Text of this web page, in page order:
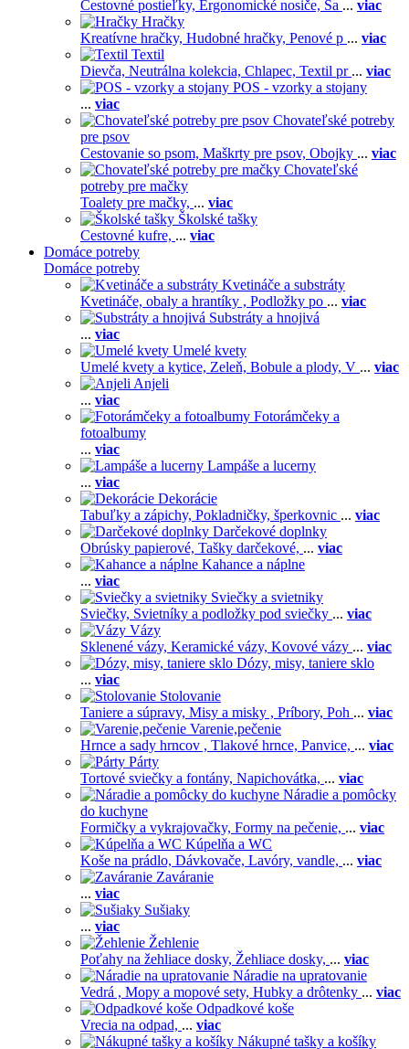
Cestovné postieľky, Ergonomické nosiče, Ša ... viac
Hračky
Kreatívne hračky, Hudobné hračky, Penové p ... viac
Textil
Dievča, Neutrálna kolekcia, Chlapec, Textil pr ... viac
POS - vzorky a stojany
... viac
Chovateľské potreby
pre psov
Cestovanie so psom, Maškrty pre psov, Obojky ... viac
Chovateľské
potreby pre mačky
Toalety pre mačky, ... viac
Školské tašky
Cestovné kufre, ... viac
Domáce potreby
Domáce potreby
Kvetináče a substráty
Kvetináče, obaly a hrantíky , Podložky po ... viac
Substráty a hnojivá
... viac
Umelé kvety
Umelé kvety a kytice, Zeleň, Bobule a plody, V ... viac
Anjeli
... viac
Fotorámčeky a
fotoalbumy
... viac
Lampáše a lucerny
... viac
Dekorácie
Tabuľky a zápichy, Pokladničky, šperkovnic ... viac
Darčekové doplnky
Obrúsky papierové, Tašky darčekové, ... viac
Kahance a náplne
... viac
Sviečky a svietniky
Sviečky, Svietníky a podložky pod sviečky ... viac
Vázy
Sklenené vázy, Keramické vázy, Kovové vázy ... viac
Dózy, misy, taniere sklo
... viac
Stolovanie
Taniere a súpravy, Misy a misky , Príbory, Poh ... viac
Varenie,pečenie
Hrnce a sady hrncov , Tlakové hrnce, Panvice, ... viac
Párty
Tortové sviečky a fontány, Napichovátka, ... viac
Náradie a pomôcky
do kuchyne
Formičky a vykrajovačky, Formy na pečenie, ... viac
Kúpelňa a WC
Koše na prádlo, Dávkovače, Lavóry, vandle, ... viac
Zaváranie
... viac
Sušiaky
... viac
Žehlenie
Poťahy na žehliace dosky, Žehliace dosky, ... viac
Náradie na upratovanie
Vedrá , Mopy a mopové sety, Hubky a drôtenky ... viac
Odpadkové koše
Vrecia na odpad, ... viac
Nákupné tašky a košíky